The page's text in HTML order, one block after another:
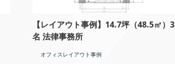
【レイアウト事例】14.7坪（48.5㎡）3
名 法律事務所
オフィスレイアウト事例